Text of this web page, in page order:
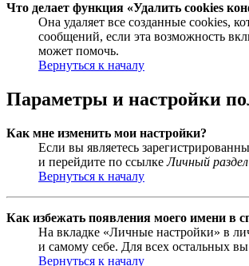
Что делает функция «Удалить cookies
Она удаляет все созданные cookies,
сообщений, если эта возможность
может помочь.
Вернуться к началу
Параметры и настройки
Как мне изменить мои настройки?
Если вы являетесь
и перейдите по ссылкеЛичный раздел
Вернуться к началу
Как избежать появления моего имени в
На вкладке «Личные настройки» в
и самому себе. Для всех остальных
Вернуться к началу